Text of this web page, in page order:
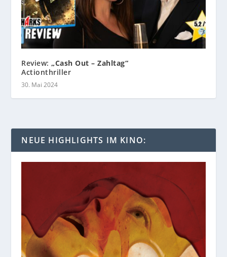
Review: „Cash Out – Zahltag“
Actionthriller
30. Mai 2024
NEUE HIGHLIGHTS IM KINO: